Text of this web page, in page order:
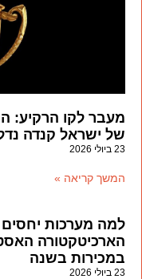
מעבר לקו הרקיע:
של ישראל קנדה
23 ביולי 2026
המשך קריאה »
למה מערכות
במכירות בשנה
23 ביולי 2026